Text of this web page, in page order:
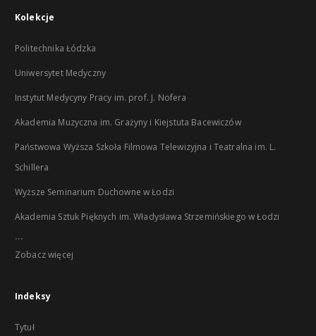
Kolekcje
Politechnika Łódzka
Uniwersytet Medyczny
Instytut Medycyny Pracy im. prof. J. Nofera
Akademia Muzyczna im. Grażyny i Kiejstuta Bacewiczów
Państwowa Wyższa Szkoła Filmowa Telewizyjna i Teatralna im. L.
Schillera
Wyższe Seminarium Duchowne w Łodzi
Akademia Sztuk Pięknych im. Władysława Strzemińskiego w Łodzi
...
Zobacz więcej
Indeksy
Tytuł